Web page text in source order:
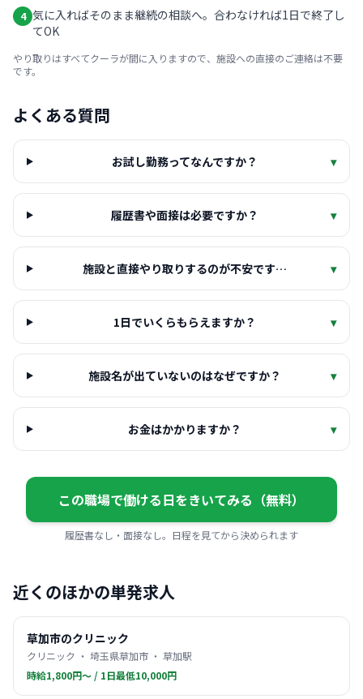
4 気に入ればそのまま継続の相談へ。合わなければ1日で終了し
てOK
やり取りはすべてクーラが間に入りますので、施設への直接のご連絡は不要
です。
よくある質問
お試し勤務ってなんですか？ ▾
履歴書や面接は必要ですか？ ▾
施設と直接やり取りするのが不安です… ▾
1日でいくらもらえますか？ ▾
施設名が出ていないのはなぜですか？ ▾
お金はかかりますか？ ▾
この職場で働ける日をきいてみる（無料）
履歴書なし・面接なし。日程を見てから決められます
近くのほかの単発求人
草加市のクリニック
クリニック ・ 埼玉県草加市 ・ 草加駅
時給1,800円〜 / 1日最低10,000円